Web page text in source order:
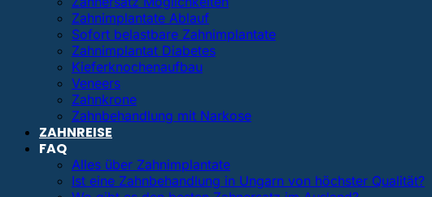
Zahnimplantate Ablauf
Sofort belastbare Zahnimplantate
Zahnimplantat Diabetes
Kieferknochenaufbau
Veneers
Zahnkrone
Zahnbehandlung mit Narkose
ZAHNREISE
FAQ
Alles über Zahnimplantate
Ist eine Zahnbehandlung in Ungarn von höchster Qualität?